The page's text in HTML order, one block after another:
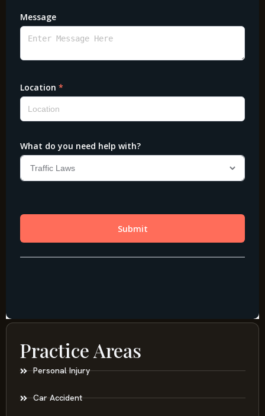
Practice Areas
Personal Injury
Car Accident